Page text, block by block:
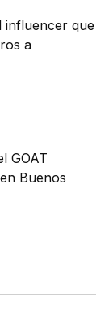
influencer que
a
GOAT
Buenos